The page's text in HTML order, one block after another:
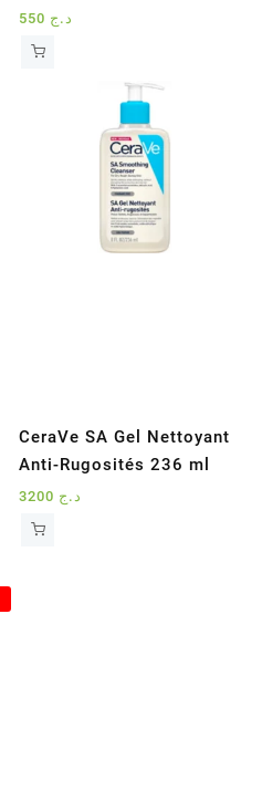
د.ج
CeraVe SA Gel Nettoyant
Anti-Rugosités 236 ml
د.ج